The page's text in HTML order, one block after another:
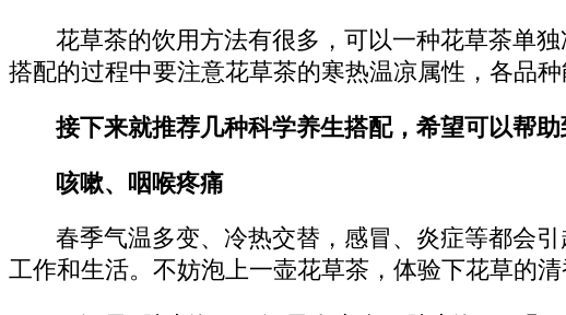
花草茶的饮用方法有很多，可以一种花草茶单
搭配的过程中要注意花草茶的寒热温凉属性，各品
接下来就推荐几种科学养生搭配，希望可以帮助
咳嗽、咽喉疼痛
春季气温多变、冷热交替，感冒、炎症等都会
工作和生活。不妨泡上一壶花草茶，体验下花草的清